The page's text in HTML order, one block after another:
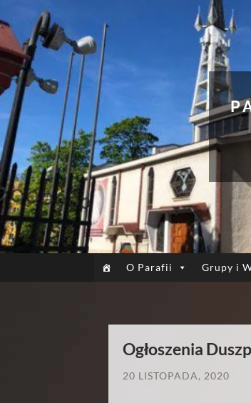
O Parafii Grupy i
Ogłoszenia
20 LISTOPADA, 2020